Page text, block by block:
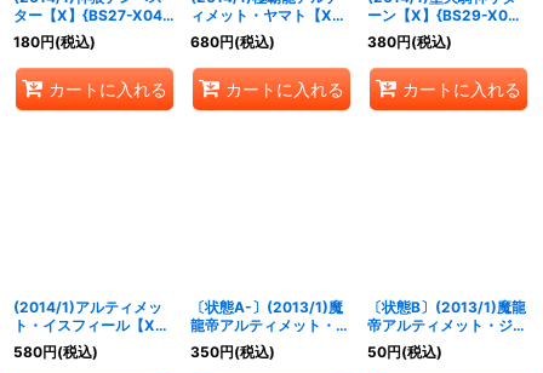
ター【X】{BS27-X04}
《緑》
180円(税込)
カートに入れる
ィメット・ヤマト【X】
{CP14-X13}《赤》
680円(税込)
カートに入れる
ーン【X】{BS29-X04}
《紫》
380円(税込)
カートに入れる
(2014/1)アルティメッ
ト・イスフィール【X】
{BS25-X07}《黄》
580円(税込)
〔状態A-〕(2013/1)魔
龍帝アルティメット・ジ
ークフリード(黄)【X】
{CP14-X02T}《黄》
350円(税込)
〔状態B〕(2013/1)魔龍
帝アルティメット・ジー
クフリード(白)【X】
{CP14-X02D}《白》
50円(税込)